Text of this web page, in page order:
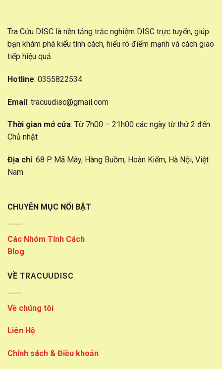
Tra Cứu DISC là nền tảng trắc nghiệm DISC trực tuyến, giúp
bạn khám phá kiểu tính cách, hiểu rõ điểm mạnh và cách giao
tiếp hiệu quả.
Hotline: 0355822534
Email: tracuudisc@gmail.com
Thời gian mở cửa: Từ 7h00 – 21h00 các ngày từ thứ 2 đến
Chủ nhật
Địa chỉ: 68 P. Mã Mây, Hàng Buồm, Hoàn Kiếm, Hà Nội, Việt
Nam
CHUYÊN MỤC NỔI BẬT
Các Nhóm Tính Cách
Blog
VỀ TRACUUDISC
Về chúng tôi
Liên Hệ
Chính sách & Điều khoản